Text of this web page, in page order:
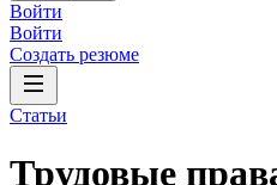
Войти
Войти
Создать резюме
Статьи
Трудовые